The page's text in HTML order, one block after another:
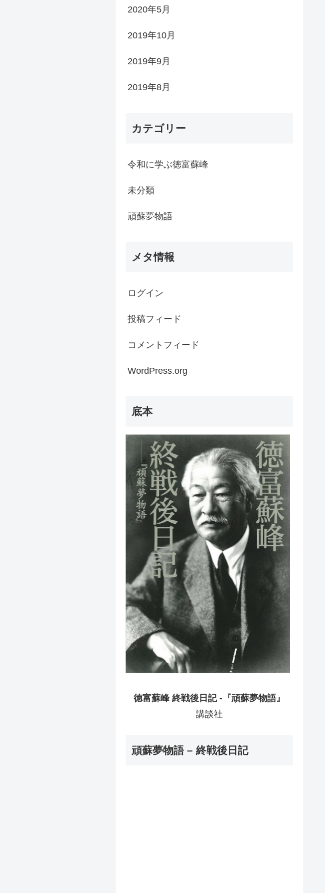
2020年5月
2019年10月
2019年9月
2019年8月
カテゴリー
令和に学ぶ徳富蘇峰
未分類
頑蘇夢物語
メタ情報
ログイン
投稿フィード
コメントフィード
WordPress.org
底本
徳富蘇峰 終戦後日記 -『頑蘇夢物語』
講談社
頑蘇夢物語 – 終戦後日記